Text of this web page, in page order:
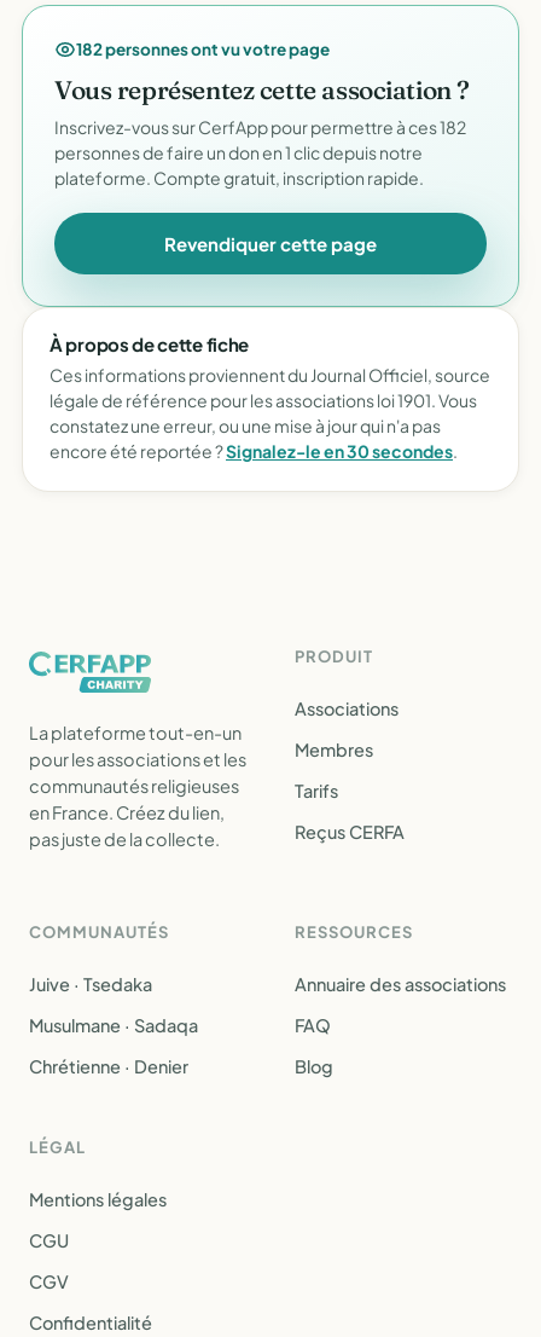
182 personnes ont vu votre page
Vous représentez cette association ?
Inscrivez-vous sur CerfApp pour permettre à ces 182
personnes de faire un don en 1 clic depuis notre
plateforme. Compte gratuit, inscription rapide.
Revendiquer cette page
À propos de cette fiche
Ces informations proviennent du Journal Officiel, source
légale de référence pour les associations loi 1901. Vous
constatez une erreur, ou une mise à jour qui n'a pas
encore été reportée ?Signalez-le en 30 secondes.
La plateforme tout-en-un
pour les associations et les
communautés religieuses
en France. Créez du lien,
pas juste de la collecte.
PRODUIT
Associations
Membres
Tarifs
Reçus CERFA
COMMUNAUTÉS
Juive · Tsedaka
Musulmane · Sadaqa
Chrétienne · Denier
RESSOURCES
Annuaire des associations
FAQ
Blog
LÉGAL
Mentions légales
CGU
CGV
Confidentialité